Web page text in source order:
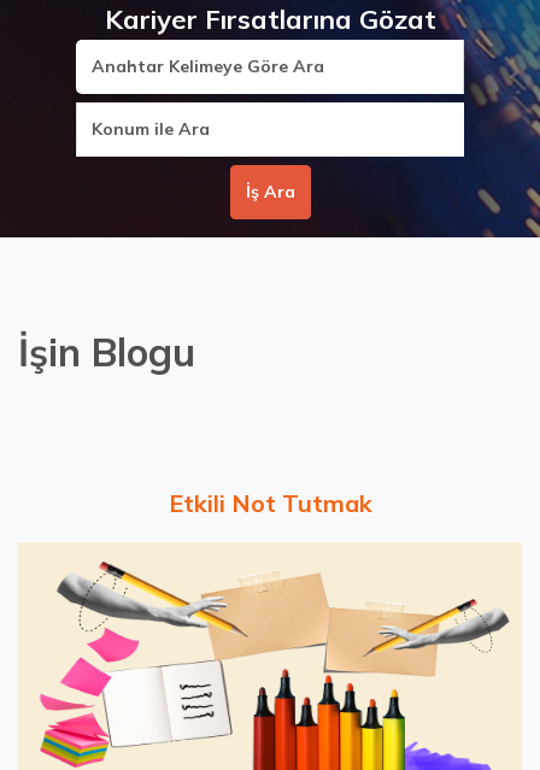
İşin Blogu
Etkili Not Tutmak
Kariyer Fırsatlarına Gözat